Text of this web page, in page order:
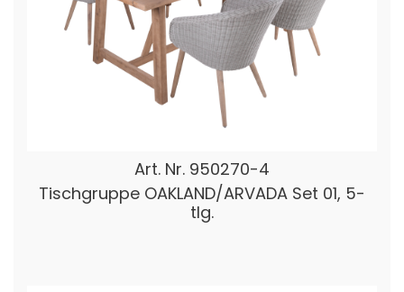
Art. Nr. 950270-4
Tischgruppe OAKLAND/ARVADA Set 01, 5-
tlg.